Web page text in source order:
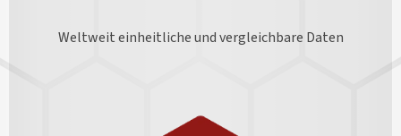
Weltweit einheitliche und vergleichbare Daten